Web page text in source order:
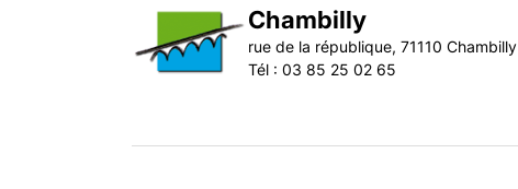
Chambilly
rue de la république, 71110 Chambilly
Tél : 03 85 25 02 65